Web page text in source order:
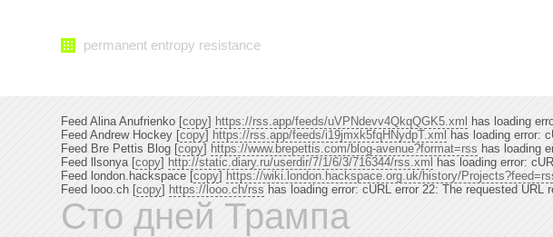
permanent entropy resistance
Feed Alina Anufrienko [copy] https://rss.app/feeds/uVPNdevv4QkqQGK5.xml
has loading
Feed Andrew Hockey [copy] https://rss.app/feeds/i19jmxk5fqHNydpT.xml
has loading error:
Feed Bre Pettis Blog [copy] https://www.brepettis.com/blog-avenue?format=rss has loading
Feed llsonya [copy] http://static.diary.ru/userdir/7/1/6/3/716344/rss.xml
has loading error:
Feed london.hackspace [copy] https://wiki.london.hackspace.org.uk/history/
Feed looo.ch [copy] https://looo.ch/rss has loading error: cURL error 22: The requested URL
Сто дней Трампа